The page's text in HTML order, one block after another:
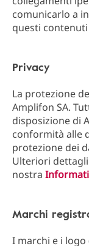
comunicarlo a
questi
Privacy
La protezione
Amplifon SA.
disposizione di
conformità alle
protezione dei
Ulteriori
nostra
Marchi
I marchi e i